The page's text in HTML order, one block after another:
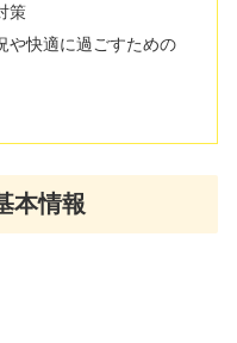
策
や快適に過ごすための
本情報